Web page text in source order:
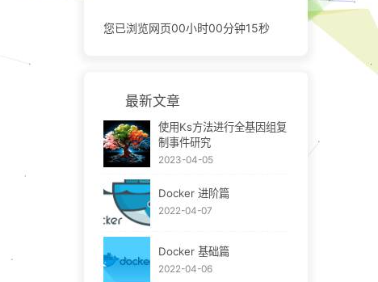
您已浏览网页00小时00分钟16秒
最新文章
使用Ks方法进行全基因组复
制事件研究
2023-04-05
Docker 进阶篇
2022-04-07
Docker 基础篇
2022-04-06